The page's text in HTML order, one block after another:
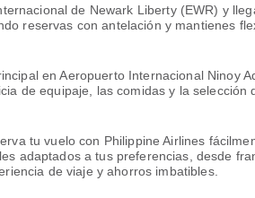
de Newark Liberty (EWR) y
reservas con antelación y mantienes
en Aeropuerto Internacional Ninoy
de equipaje, las comidas y la
tu vuelo con Philippine Airlines
adaptados a tus preferencias, desde
de viaje y ahorros imbatibles.